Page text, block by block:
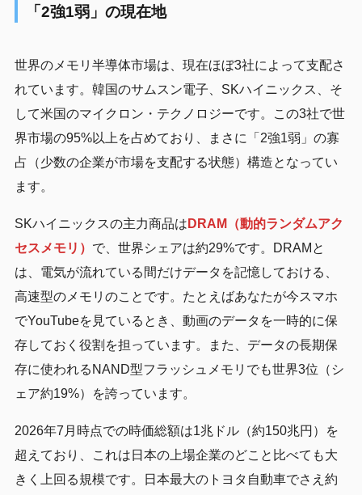
「2強1弱」の現在地
世界のメモリ半導体市場は、現在ほぼ3社によって支配さ
れています。韓国のサムスン電子、SKハイニックス、そ
して米国のマイクロン・テクノロジーです。この3社で世
界市場の95%以上を占めており、まさに「2強1弱」の寡
占（少数の企業が市場を支配する状態）構造となってい
ます。
SKハイニックスの主力商品は DRAM（動的ランダムアク
セスメモリ） で、世界シェアは約29%です。DRAMと
は、電気が流れている間だけデータを記憶しておける、
高速型のメモリのことです。たとえばあなたが今スマホ
でYouTubeを見ているとき、動画のデータを一時的に保
存しておく役割を担っています。また、データの長期保
存に使われるNAND型フラッシュメモリでも世界3位（シ
ェア約19%）を誇っています。
2026年7月時点での時価総額は1兆ドル（約150兆円）を
超えており、これは日本の上場企業のどこと比べても大
きく上回る規模です。日本最大のトヨタ自動車でさえ約